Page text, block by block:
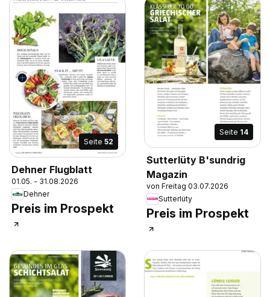
Seite 52
Dehner Flugblatt
01.05. - 31.08.2026
Dehner
Preis im Prospekt
Seite 14
Sutterlüty B'sundrig
Magazin
von Freitag 03.07.2026
Sutterlüty
Preis im Prospekt